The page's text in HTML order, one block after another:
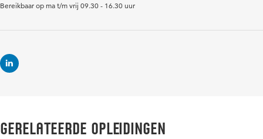
Bereikbaar op ma t/m vrij 09.30 - 16.30 uur
Gerelateerde opleidingen